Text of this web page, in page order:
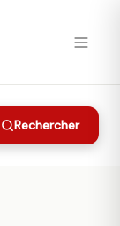
Rechercher